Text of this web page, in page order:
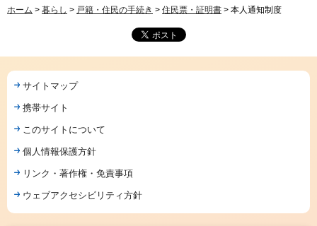
ホーム > 暮らし > 戸籍・住民の手続き > 住民票・証明書 > 本人通知制度
サイトマップ
携帯サイト
このサイトについて
個人情報保護方針
リンク・著作権・免責事項
ウェブアクセシビリティ方針